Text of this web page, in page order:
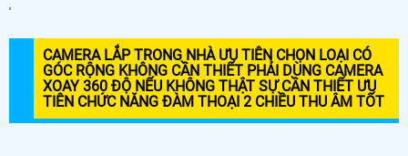
'
CAMERA LẮP TRONG NHÀ ƯU TIÊN CHỌN LOẠI CÓ
GÓC RỘNG KHÔNG CẦN THIẾT PHẢI DÙNG CAMERA
XOAY 360 ĐỘ NẾU KHÔNG THẬT SỰ CẦN THIẾT ƯU
TIÊN CHỨC NĂNG ĐÀM THOẠI 2 CHIỀU THU ÂM TỐT